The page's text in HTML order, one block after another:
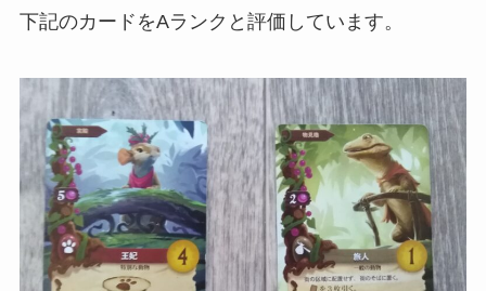
下記のカードをAランクと評価しています。